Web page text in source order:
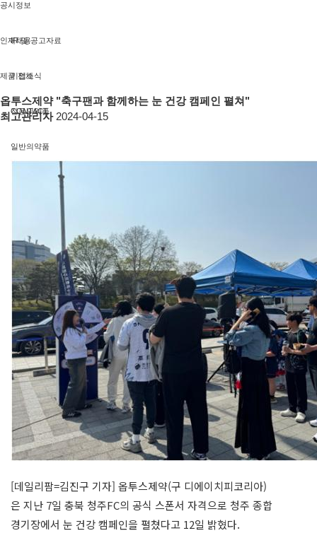
공시정보
IR 및 공고자료
인재채용
기업소식
CONTACT
제품 전체
전문의약품
일반의약품
기타
제품소식
옵투스제​약 "축구팬과 함께하는 눈 건강 캠페인 펼쳐"
최고관리자 2024-04-15
[데일리팜=김진구 기자] 옵투스제약(구 디에이치피코리아)
은 지난 7일 충북 청주FC의 공식 스폰서 자격으로 청주 종합
경기장에서 눈 건강 캠페인을 펼쳤다고 12일 밝혔다.